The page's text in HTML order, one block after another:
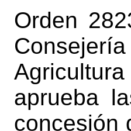
Orden
aprueba
concesión